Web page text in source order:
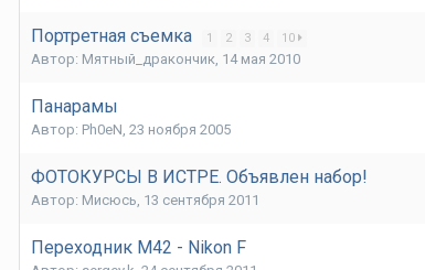
Портретная съемка 1 2 3 4 10
Автор: Мятный_дракончик, 14 мая 2010
Панарамы
Автор: Ph0eN, 23 ноября 2005
ФОТОКУРСЫ В ИСТРЕ. Объявлен набор!
Автор: Мисюсь, 13 сентября 2011
Переходник М42 - Nikon F